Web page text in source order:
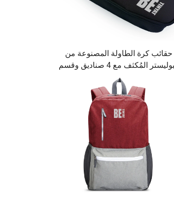
حقائب كرة الطاولة المصنوعة من
البوليستر المُكثف مع 4 صناديق وقسم
تخزين حماية لتغطية مضارب المطاط